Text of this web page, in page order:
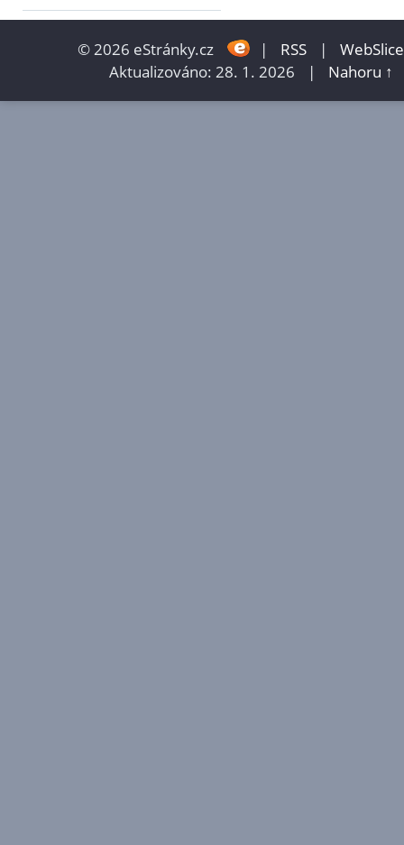
© 2026 eStránky.cz | RSS |
WebSlice
Aktualizováno: 28. 1. 2026
| Nahoru ↑